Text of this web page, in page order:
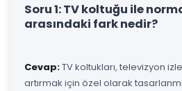
Soru 1: TV koltuğu ile
arasındaki fark nedir?
Cevap:TV koltukları, televizyon
artırmak için özel olarak